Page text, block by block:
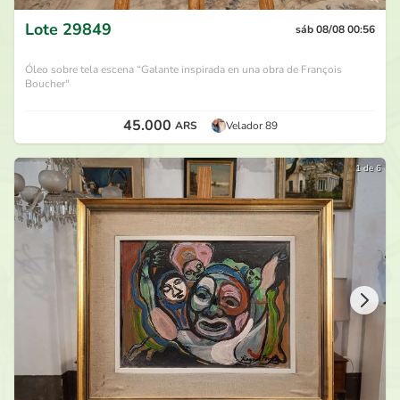
Lote 29849 sáb 08/08 00:56
Óleo sobre tela escena “Galante inspirada en una obra de François
Boucher"
45.000 ARS Velador 89
1 de 6